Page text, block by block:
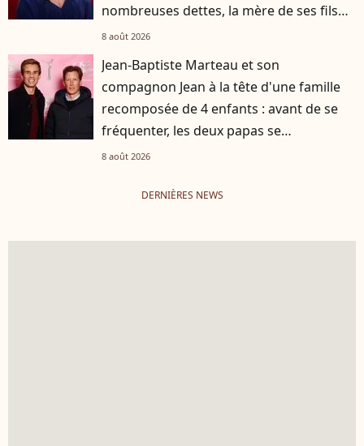
nombreuses dettes, la mère de ses fils
s'est occupée de tout
8 août 2026
Jean-Baptiste Marteau et son
compagnon Jean à la tête d'une famille
recomposée de 4 enfants : avant de se
fréquenter, les deux papas se
connaissaient depuis des années
8 août 2026
DERNIÈRES NEWS